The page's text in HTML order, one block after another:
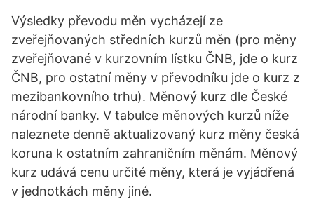
Výsledky převodu měn vycházejí ze
zveřejňovaných středních kurzů měn (pro měny
zveřejňované v kurzovním lístku ČNB, jde o kurz
ČNB, pro ostatní měny v převodníku jde o kurz z
mezibankovního trhu). Měnový kurz dle České
národní banky. V tabulce měnových kurzů níže
naleznete denně aktualizovaný kurz měny česká
koruna k ostatním zahraničním měnám. Měnový
kurz udává cenu určité měny, která je vyjádřená
v jednotkách měny jiné.